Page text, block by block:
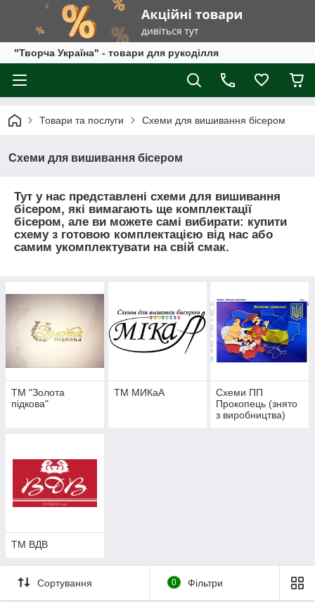
"Творча Україна" - товари для рукоділля
Товари та послуги Схеми для вишивання бісером
Схеми для вишивання бісером
Тут у нас представлені схеми для вишивання
бісером, які вимагають ще комплектації
бісером, але ви можете самі вибирати: купити
схему з готовою комплектацією від нас або
самим укомплектувати на свій смак.
ТМ "Золота
підкова"
ТМ МИКаА
Схеми ПП
Прокопець (знято
з виробництва)
ТМ ВДВ
Сортування 0 Фільтри